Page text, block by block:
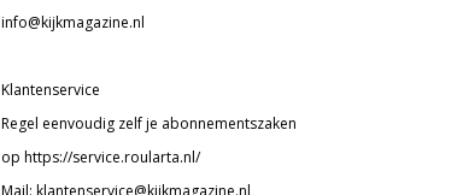
info@kijkmagazine.nl
Klantenservice
Regel eenvoudig zelf je abonnementszaken
op https://service.roularta.nl/
Mail: klantenservice@kijkmagazine.nl